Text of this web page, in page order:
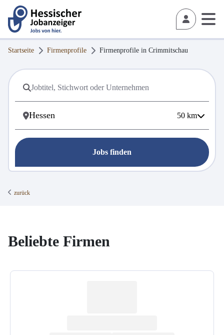
Startseite Firmenprofile Firmenprofile in Crimmitschau
50 km
Jobs finden
zurück
Beliebte Firmen